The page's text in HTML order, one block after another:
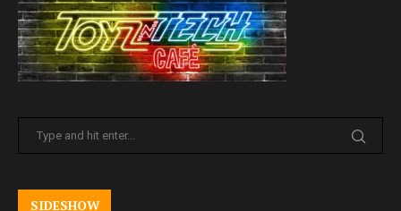
SIDESHOW